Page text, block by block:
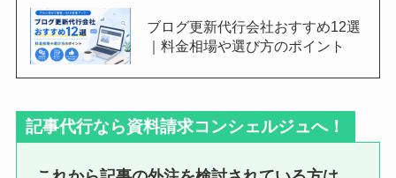
ブログ更新代行会社おすすめ12選
｜料金相場や選び方のポイント
記事代行なら資料請求コンシェルジュへ！